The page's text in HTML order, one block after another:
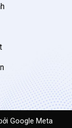
Google Meta